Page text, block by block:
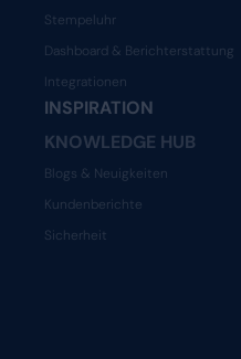
Stempeluhr
Dashboard & Berichterstattung
Integrationen
INSPIRATION
KNOWLEDGE HUB
Blogs & Neuigkeiten
Kundenberichte
Sicherheit